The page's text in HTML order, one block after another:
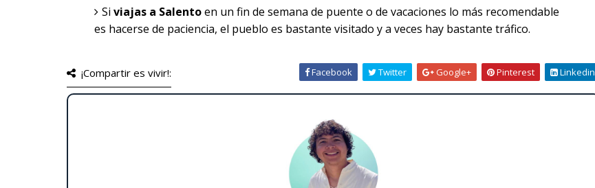
Si viajas a Salentoen un fin de semana de puente o de vacaciones lo más recomendable
es hacerse de paciencia, el pueblo es bastante visitado y a veces hay bastante tráfico.
¡Compartir es vivir!: Facebook Twitter Google+ Pinterest Linkedin